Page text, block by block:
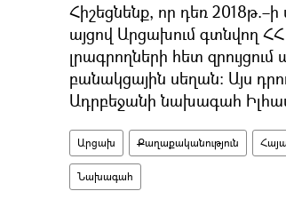
Հիշեցնենք, որ դեռ
այցով Արցախում գտնվող
լրագրողների հետ
բանակցային սեղան։ Այս
Ադրբեջանի նախագահ
Արցախ Քաղաքականություն
Նախագահ